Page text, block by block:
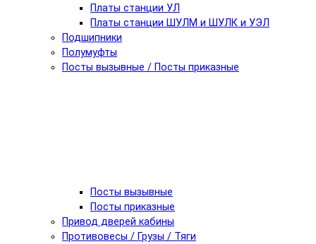
Платы станции УЛ
Платы станции ШУЛМ и ШУЛК и УЭЛ
Подшипники
Полумуфты
Посты вызывные / Посты приказные
Посты вызывные
Посты приказные
Привод дверей кабины
Противовесы / Грузы / Тяги